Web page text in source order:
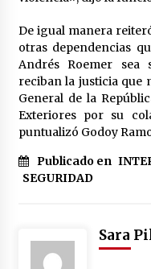
Zar
2
Trump
2
2
De igual manera
otras dependencias
Andrés Roemer sea
reciban la justicia que
General de la
Exteriores por su
puntualizó Godoy
Publicado en
SEGURIDAD
Sara